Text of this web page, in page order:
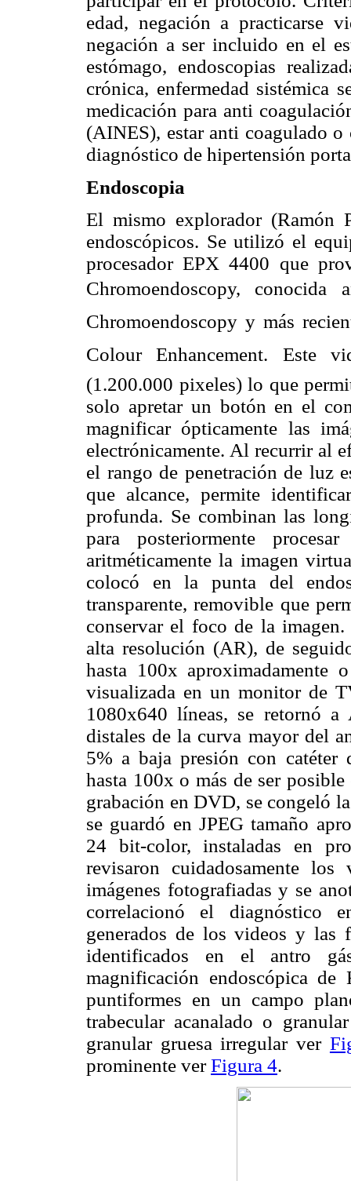
edad, negación a practicarse
negación a ser incluido en el
estómago, endoscopias
crónica, enfermedad sistémica
medicación para anti
(AINES), estar anti coagulado o
diagnóstico de hipertensión
Endoscopia
El mismo explorador (Ramón
endoscópicos. Se utilizó el
procesador EPX 4400 que
Chromoendoscopy, conocida
Chromoendoscopy y más
Colour Enhancement. Este
(1.200.000 pixeles) lo que
solo apretar un botón en el
magnificar ópticamente las
electrónicamente. Al recurrir al
el rango de penetración de luz
que alcance, permite
profunda. Se combinan las
para posteriormente
aritméticamente la imagen
colocó en la punta del
transparente, removible que
conservar el foco de la
alta resolución (AR), de
hasta 100x aproximadamente
visualizada en un monitor de
1080x640 líneas, se retornó
distales de la curva mayor del
5% a baja presión con catéter
hasta 100x o más de ser
grabación en DVD, se congeló
se guardó en JPEG tamaño
24 bit-color, instaladas en
revisaron cuidadosamente
imágenes fotografiadas y se
correlacionó el diagnóstico
generados de los videos y las
identificados en el antro
magnificación endoscópica
puntiformes en un campo
trabecular acanalado o
granular gruesa irregular ver
prominente verFigura 4.